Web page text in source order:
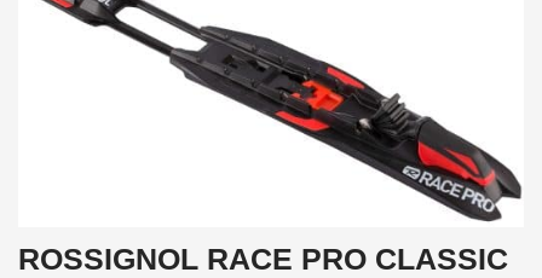
ROSSIGNOL RACE PRO CLASSIC